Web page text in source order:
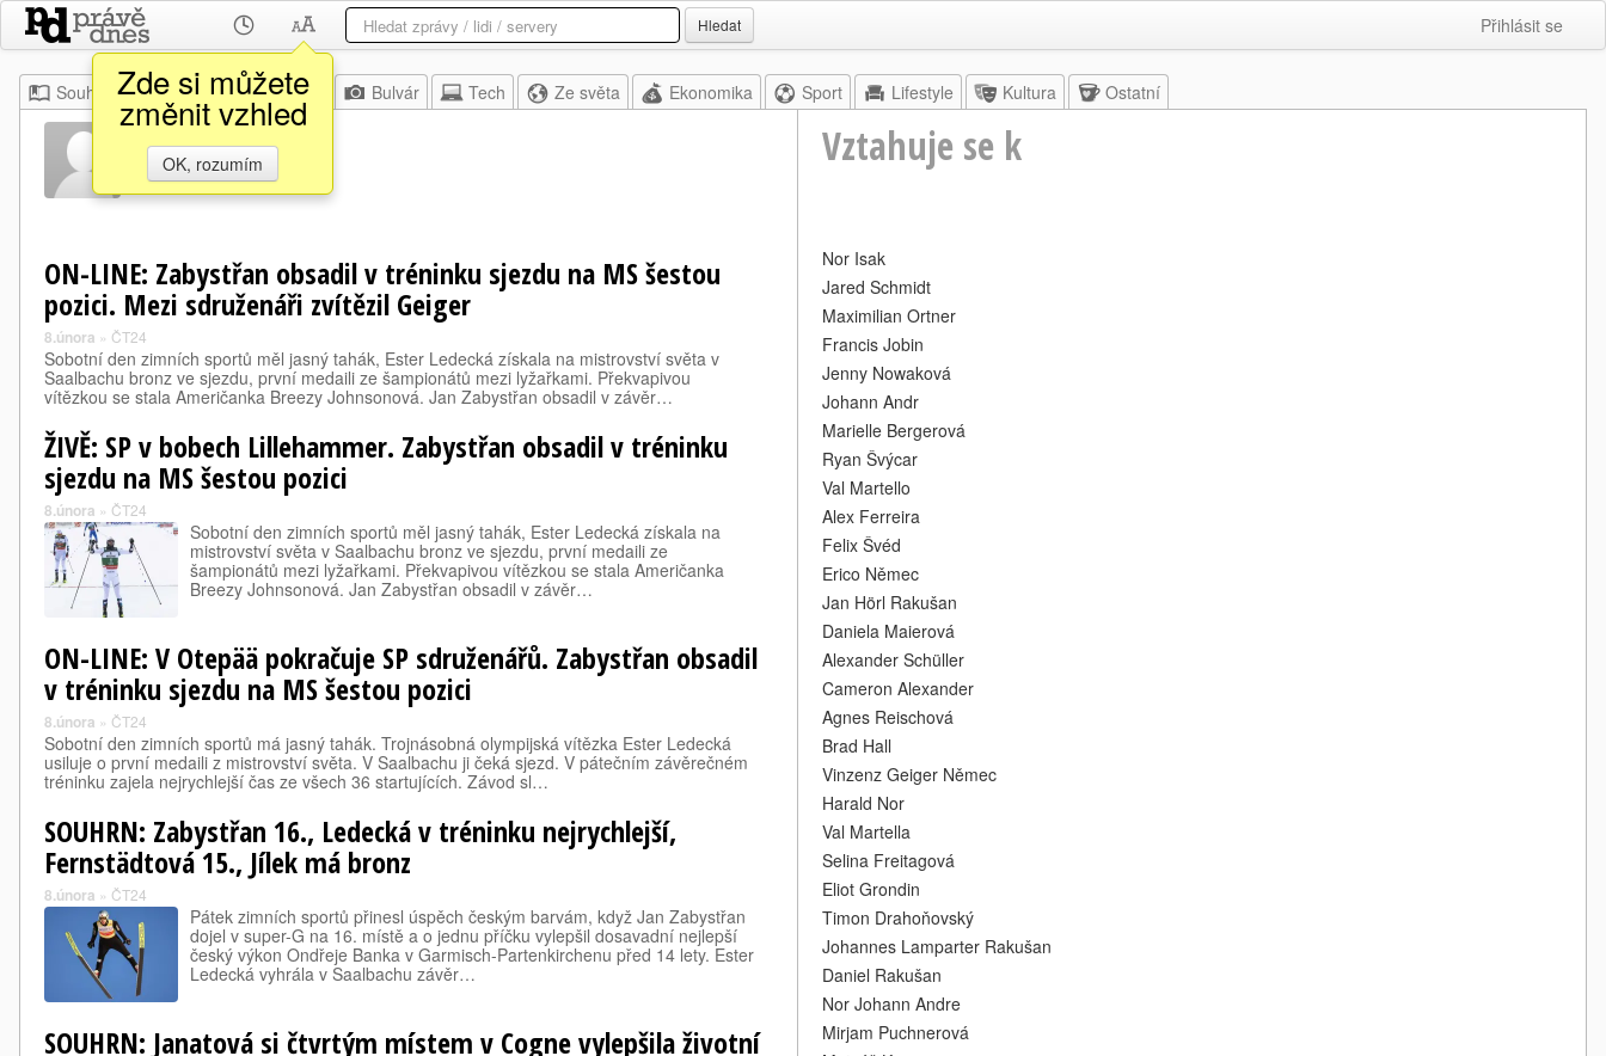
Zde si můžete
změnit vzhled
OK, rozumím
Hledat Přihlásit se
Souhrn Moje Z domova Bulvár Tech Ze světa Ekonomika Sport Lifestyle Kultura Ostatní
David Švéd Vztahuje se k
ON-LINE: Zabystřan obsadil v tréninku sjezdu na MS šestou
pozici. Mezi sdruženáři zvítězil Geiger
8.února » ČT24
Sobotní den zimních sportů měl jasný tahák, Ester Ledecká získala na mistrovství světa v
Saalbachu bronz ve sjezdu, první medaili ze šampionátů mezi lyžařkami. Překvapivou
vítězkou se stala Američanka Breezy Johnsonová. Jan Zabystřan obsadil v závěr…
ŽIVĚ: SP v bobech Lillehammer. Zabystřan obsadil v tréninku
sjezdu na MS šestou pozici
8.února » ČT24
Sobotní den zimních sportů měl jasný tahák, Ester Ledecká získala na
mistrovství světa v Saalbachu bronz ve sjezdu, první medaili ze
šampionátů mezi lyžařkami. Překvapivou vítězkou se stala Američanka
Breezy Johnsonová. Jan Zabystřan obsadil v závěr…
ON-LINE: V Otepää pokračuje SP sdruženářů. Zabystřan obsadil
v tréninku sjezdu na MS šestou pozici
8.února » ČT24
Sobotní den zimních sportů má jasný tahák. Trojnásobná olympijská vítězka Ester Ledecká
usiluje o první medaili z mistrovství světa. V Saalbachu ji čeká sjezd. V pátečním závěrečném
tréninku zajela nejrychlejší čas ze všech 36 startujících. Závod sl…
SOUHRN: Zabystřan 16., Ledecká v tréninku nejrychlejší,
Fernstädtová 15., Jílek má bronz
8.února » ČT24
Pátek zimních sportů přinesl úspěch českým barvám, když Jan Zabystřan
dojel v super-G na 16. místě a o jednu příčku vylepšil dosavadní nejlepší
český výkon Ondřeje Banka v Garmisch-Partenkirchenu před 14 lety. Ester
Ledecká vyhrála v Saalbachu závěr…
SOUHRN: Janatová si čtvrtým místem v Cogne vylepšila životní
Nor Isak
Jared Schmidt
Maximilian Ortner
Francis Jobin
Jenny Nowaková
Johann Andr
Marielle Bergerová
Ryan Švýcar
Val Martello
Alex Ferreira
Felix Švéd
Erico Němec
Jan Hörl Rakušan
Daniela Maierová
Alexander Schüller
Cameron Alexander
Agnes Reischová
Brad Hall
Vinzenz Geiger Němec
Harald Nor
Val Martella
Selina Freitagová
Eliot Grondin
Timon Drahoňovský
Johannes Lamparter Rakušan
Daniel Rakušan
Nor Johann Andre
Mirjam Puchnerová